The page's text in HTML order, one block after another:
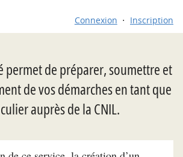
Connexion Inscription
permet de préparer, soumettre et
de vos démarches en tant que
auprès de la CNIL.